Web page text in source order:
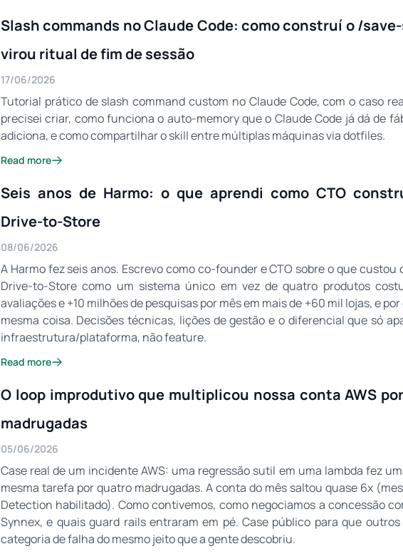
Slash commands no Claude Code: como construí o /
virou ritual de fim de sessão
17/06/2026
Tutorial prático de slash command custom no Claude Code, com o caso
precisei criar, como funciona o auto-memory que o Claude Code já dá de
adiciona, e como compartilhar o skill entre múltiplas máquinas via dotfiles.
Read more
Seis anos de Harmo: o que aprendi como CTO
Drive-to-Store
08/06/2026
A Harmo fez seis anos. Escrevo como co-founder e CTO sobre o que
Drive-to-Store como um sistema único em vez de quatro produtos
avaliações e +10 milhões de pesquisas por mês em mais de +60 mil lojas, e
mesma coisa. Decisões técnicas, lições de gestão e o diferencial que só
infraestrutura/plataforma, não feature.
Read more
O loop improdutivo que multiplicou nossa conta AWS
madrugadas
05/06/2026
Case real de um incidente AWS: uma regressão sutil em uma lambda fez
mesma tarefa por quatro madrugadas. A conta do mês saltou quase 6x
Detection habilitado). Como contivemos, como negociamos a concessão
Synnex, e quais guard rails entraram em pé. Case público para que
categoria de falha do mesmo jeito que a gente descobriu.